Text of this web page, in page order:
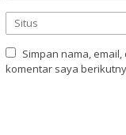
Simpan nama,
komentar saya